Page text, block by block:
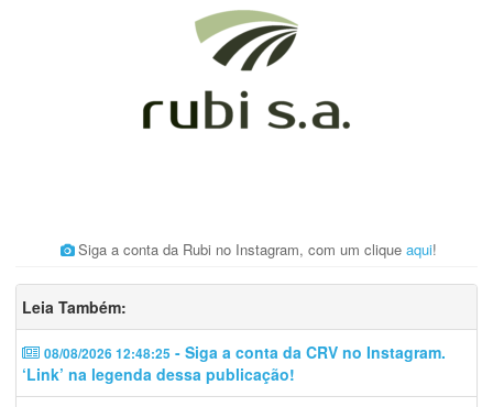
Siga a conta da Rubi no Instagram, com um clique aqui!
Leia Também:
08/08/2026 12:48:25 - Siga a conta da CRV no Instagram.
‘Link’ na legenda dessa publicação!